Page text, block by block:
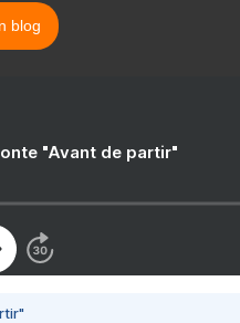
blog
"Avant de partir"